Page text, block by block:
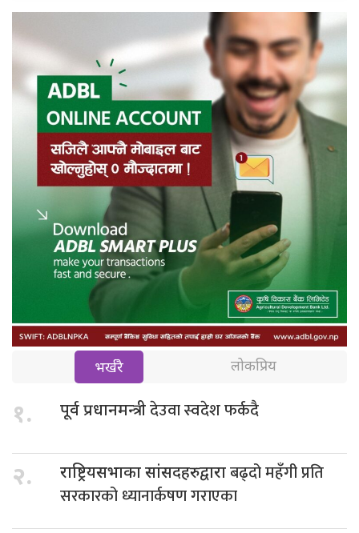
भर्खरै लोकप्रिय
१. पूर्व प्रधानमन्त्रीदेउवा स्वदेश फर्कदै
२. राष्ट्रियसभाका सांसदहरुद्वाराबढ्दो महँगी प्रति
सरकारको ध्यानार्कषण गराएका